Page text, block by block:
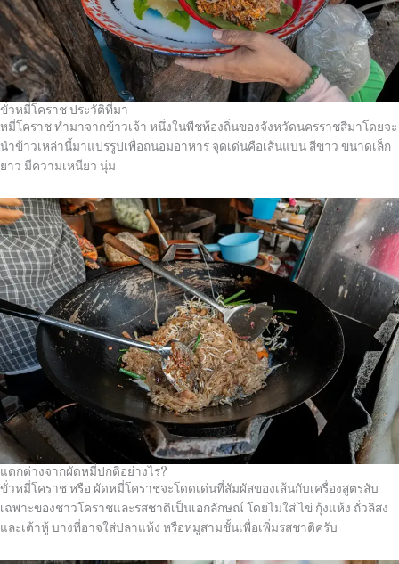
ขั่วหมี่โคราช ประวัติที่มา
หมี่โคราช ทำมาจากข้าวเจ้า หนึ่งในพืชท้องถิ่นของจังหวัดนครราชสีมาโดยจะ
นำข้าวเหล่านี้มาแปรรูปเพื่อถนอมอาหาร จุดเด่นคือเส้นแบน สีขาว ขนาดเล็ก
ยาว มีความเหนียว นุ่ม
แตกต่างจากผัดหมี่ปกติอย่างไร?
ขั่วหมี่โคราช หรือ ผัดหมี่โคราชจะโดดเด่นที่สัมผัสของเส้นกับเครื่องสูตรลับ
เฉพาะของชาวโคราชและรสชาติเป็นเอกลักษณ์ โดยไม่ใส่ ไข่ กุ้งแห้ง ถั่วลิสง
และเต้าหู้ บางที่อาจใส่ปลาแห้ง หรือหมูสามชั้นเพื่อเพิ่มรสชาติครับ